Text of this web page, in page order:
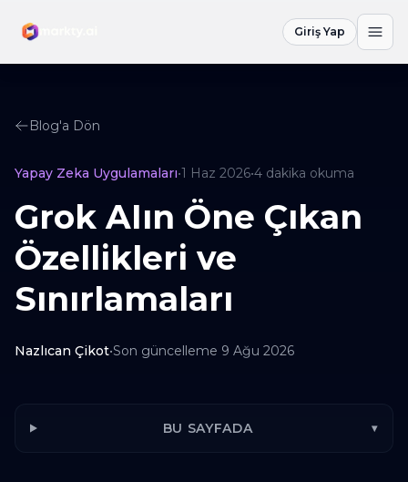
Giriş Yap
Blog'a Dön
Yapay Zeka Uygulamaları•1 Haz 2026•4 dakika okuma
Grok AIın Öne Çıkan
Özellikleri ve
Sınırlamaları
Nazlıcan Çikot•Son güncelleme 9 Ağu 2026
BU SAYFADA ▾